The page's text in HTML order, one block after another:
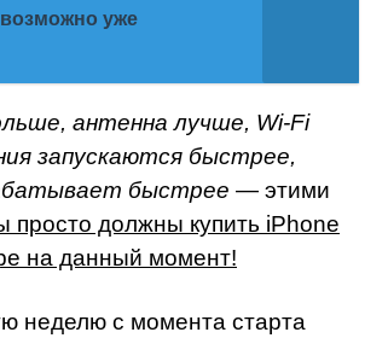
уже
антенна лучше, Wi-Fi
запускаются быстрее,
быстрее — этими
просто должны купить iPhone
на данный момент!
неделю с момента старта